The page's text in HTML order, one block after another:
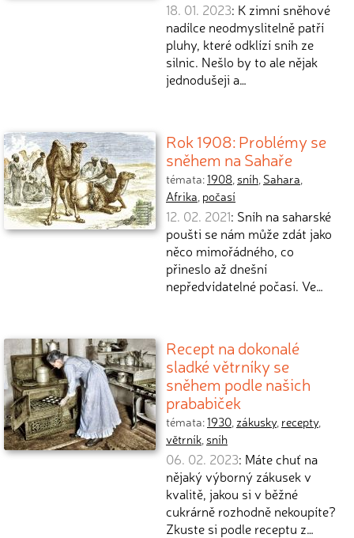
18. 01. 2023: K zimní sněhové
nadílce neodmyslitelně patří
pluhy, které odklízí sníh ze
silnic. Nešlo by to ale nějak
jednodušeji a…
Rok 1908: Problémy se
sněhem na Sahaře
témata:1908, sníh, Sahara,
Afrika, počasí
12. 02. 2021: Sníh na saharské
poušti se nám může zdát jako
něco mimořádného, co
přineslo až dnešní
nepředvídatelné počasí. Ve…
Recept na dokonalé
sladké větrníky se
sněhem podle našich
prababiček
témata:1930, zákusky, recepty,
větrník, sníh
06. 02. 2023: Máte chuť na
nějaký výborný zákusek v
kvalitě, jakou si v běžné
cukrárně rozhodně nekoupíte?
Zkuste si podle receptu z…